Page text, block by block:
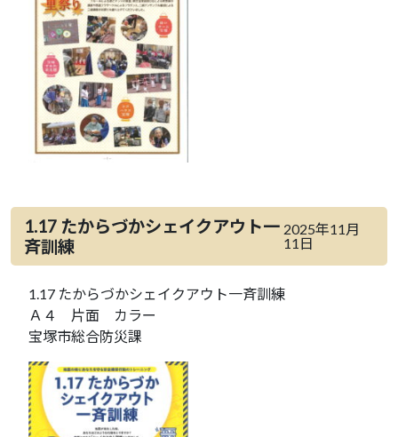
1.17 たからづかシェイクアウト一
斉訓練
2025年11月
11日
1.17 たからづかシェイクアウト一斉訓練
Ａ４ 片面 カラー
宝塚市総合防災課